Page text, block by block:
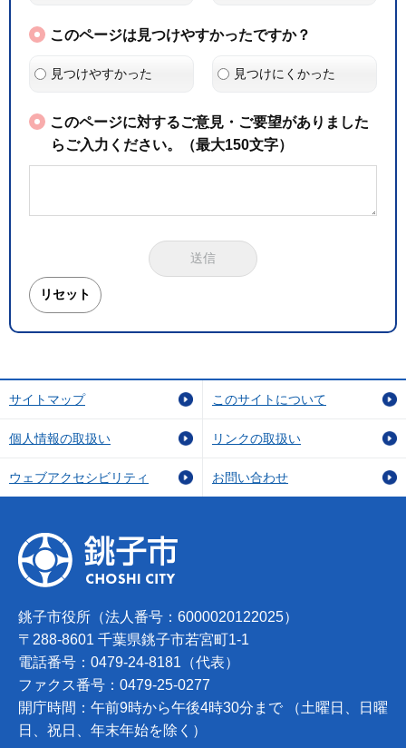
このページは見つけやすかったですか？
見つけやすかった 見つけにくかった
このページに対するご意見・ご要望がありました
らご入力ください。（最大150文字）
サイトマップ このサイトについて
個人情報の取扱い リンクの取扱い
ウェブアクセシビリティ お問い合わせ
銚子市役所（法人番号：6000020122025）
〒288-8601 千葉県銚子市若宮町1-1
電話番号：0479-24-8181（代表）
ファクス番号：0479-25-0277
開庁時間：午前9時から午後4時30分まで （土曜日、日曜
日、祝日、年末年始を除く）